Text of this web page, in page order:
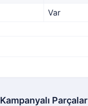
Var
Kampanyalı Parçalar